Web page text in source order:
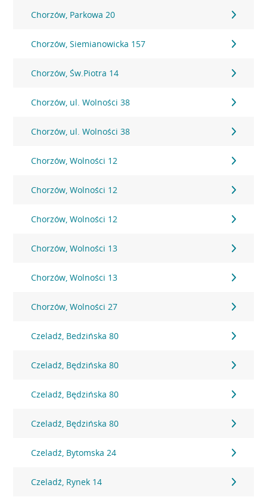
Chorzów, Parkowa 20
Chorzów, Siemianowicka 157
Chorzów, Św.Piotra 14
Chorzów, ul. Wolności 38
Chorzów, ul. Wolności 38
Chorzów, Wolności 12
Chorzów, Wolności 12
Chorzów, Wolności 12
Chorzów, Wolności 13
Chorzów, Wolności 13
Chorzów, Wolności 27
Czeladź, Bedzińska 80
Czeladź, Będzińska 80
Czeladź, Będzińska 80
Czeladź, Będzińska 80
Czeladź, Bytomska 24
Czeladź, Rynek 14